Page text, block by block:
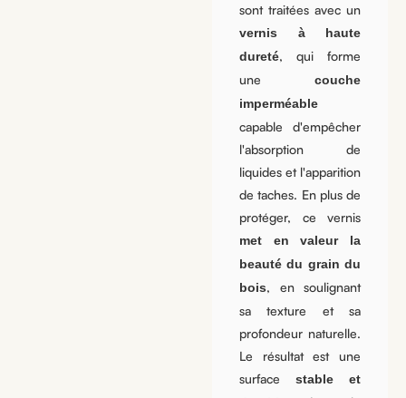
sont traitées avec un
vernis à haute
dureté, qui forme
une couche
imperméable
capable d'empêcher
l'absorption de
liquides et l'apparition
de taches. En plus de
protéger, ce vernis
met en valeur la
beauté du grain du
bois, en soulignant
sa texture et sa
profondeur naturelle.
Le résultat est une
surface stable et